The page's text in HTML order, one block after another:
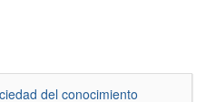
del conocimiento